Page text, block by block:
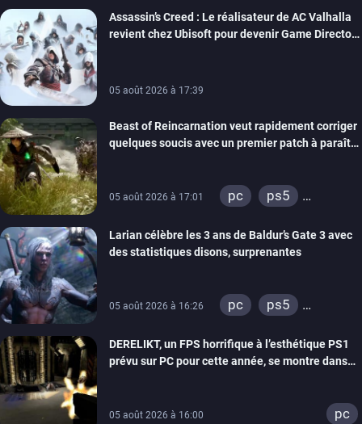
Assassin’s Creed : Le réalisateur de AC Valhalla
revient chez Ubisoft pour devenir Game Director
05 août 2026 à 17:39
Beast of Reincarnation veut rapidement corriger
quelques soucis avec un premier patch à paraître
05 août 2026 à 17:01 pc
ps5
Larian célèbre les 3 ans de Baldur’s Gate 3 avec
des statistiques disons, surprenantes
05 août 2026 à 16:26 pc
ps5
DERELIKT, un FPS horrifique à l’esthétique PS1
prévu sur PC pour cette année, se montre dans
05 août 2026 à 16:00 pc